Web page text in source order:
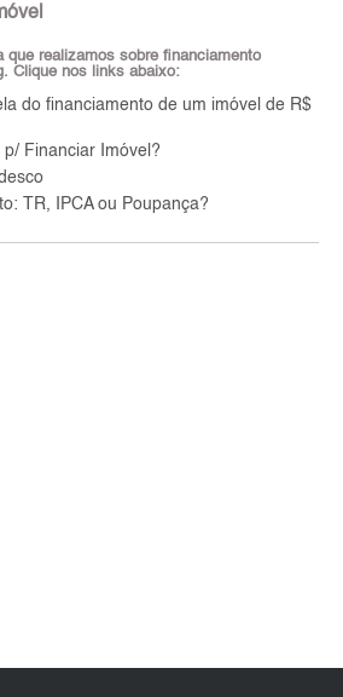
que realizamos sobre financiamento
Clique nos links abaixo:
do financiamento de um imóvel de R$
Financiar Imóvel?
TR, IPCA ou Poupança?